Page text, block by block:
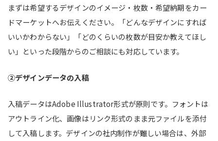
まずは希望するデザインのイメージ・枚数・希望納期をカー
ドマーケットへお伝えください。「どんなデザインにすれば
いいかわからない」「どのくらいの枚数が目安か教えてほし
い」といった段階からのご相談にも対応しています。
②デザインデータの入稿
入稿データはAdobe Illustrator形式が原則です。フォントは
アウトライン化、画像はリンク形式のまま元ファイルを添付
して入稿します。デザインの社内制作が難しい場合は、外部